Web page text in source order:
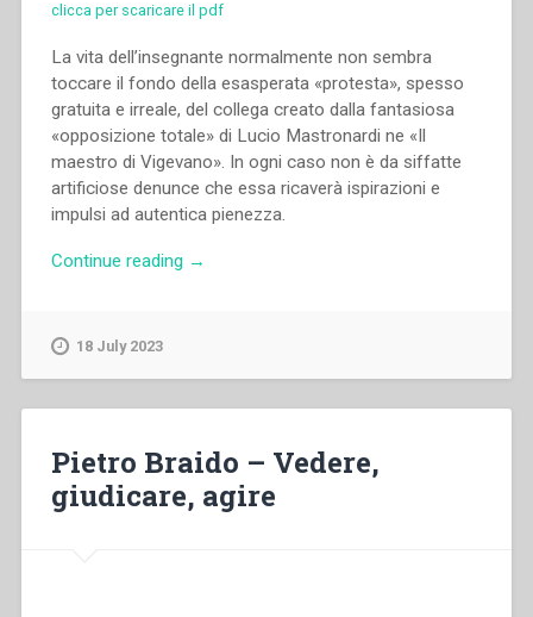
clicca per scaricare il pdf
La vita dell’insegnante normalmente non sembra
toccare il fondo della esasperata «protesta», spesso
gratuita e irreale, del collega creato dalla fantasiosa
«opposizione totale» di Lucio Mastronardi ne «Il
maestro di Vigevano». In ogni caso non è da siffatte
artificiose denunce che essa ricaverà ispirazioni e
impulsi ad autentica pienezza.
Continue reading “Pietro
→
18 July 2023
Pietro Braido – Vedere,
giudicare, agire